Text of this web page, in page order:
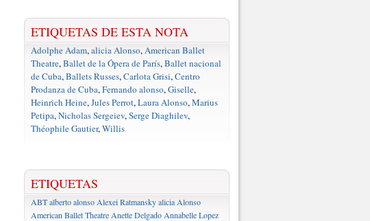
ETIQUETAS DE ESTA NOTA
Adolphe Adam,alicia Alonso,American Ballet
Theatre,Ballet de la Ópera de París,Ballet nacional
de Cuba,Ballets Russes,Carlota Grisi,Centro
Prodanza de Cuba,Fernando alonso,Giselle,
Heinrich Heine,Jules Perrot,Laura Alonso,Marius
Petipa,Nicholas Sergeiev,Serge Diaghilev,
Théophile Gautier,Willis
ETIQUETAS
ABTalberto alonso Alexei Ratmanskyalicia Alonso
American Ballet Theatre Anette Delgado Annabelle Lopez